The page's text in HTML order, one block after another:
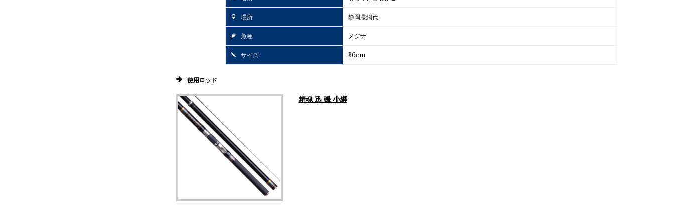
場所 静岡県網代
魚種 メジナ
サイズ 36cm
使用ロッド
精魂 迅 磯 小継